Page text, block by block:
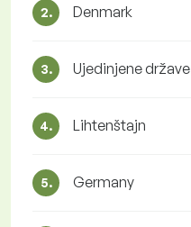
2. Denmark
3. Ujedinjene države
4. Lihtenštajn
5. Germany